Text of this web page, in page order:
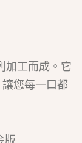
加工而成。它
您每一口都